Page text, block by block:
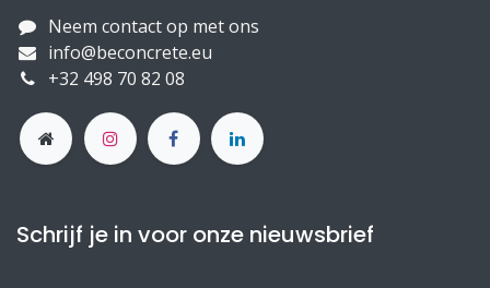
Neem contact op met ons
info@beconcrete.eu
+32 498 70 82 08
Schrijf je in voor onze nieuwsbrief